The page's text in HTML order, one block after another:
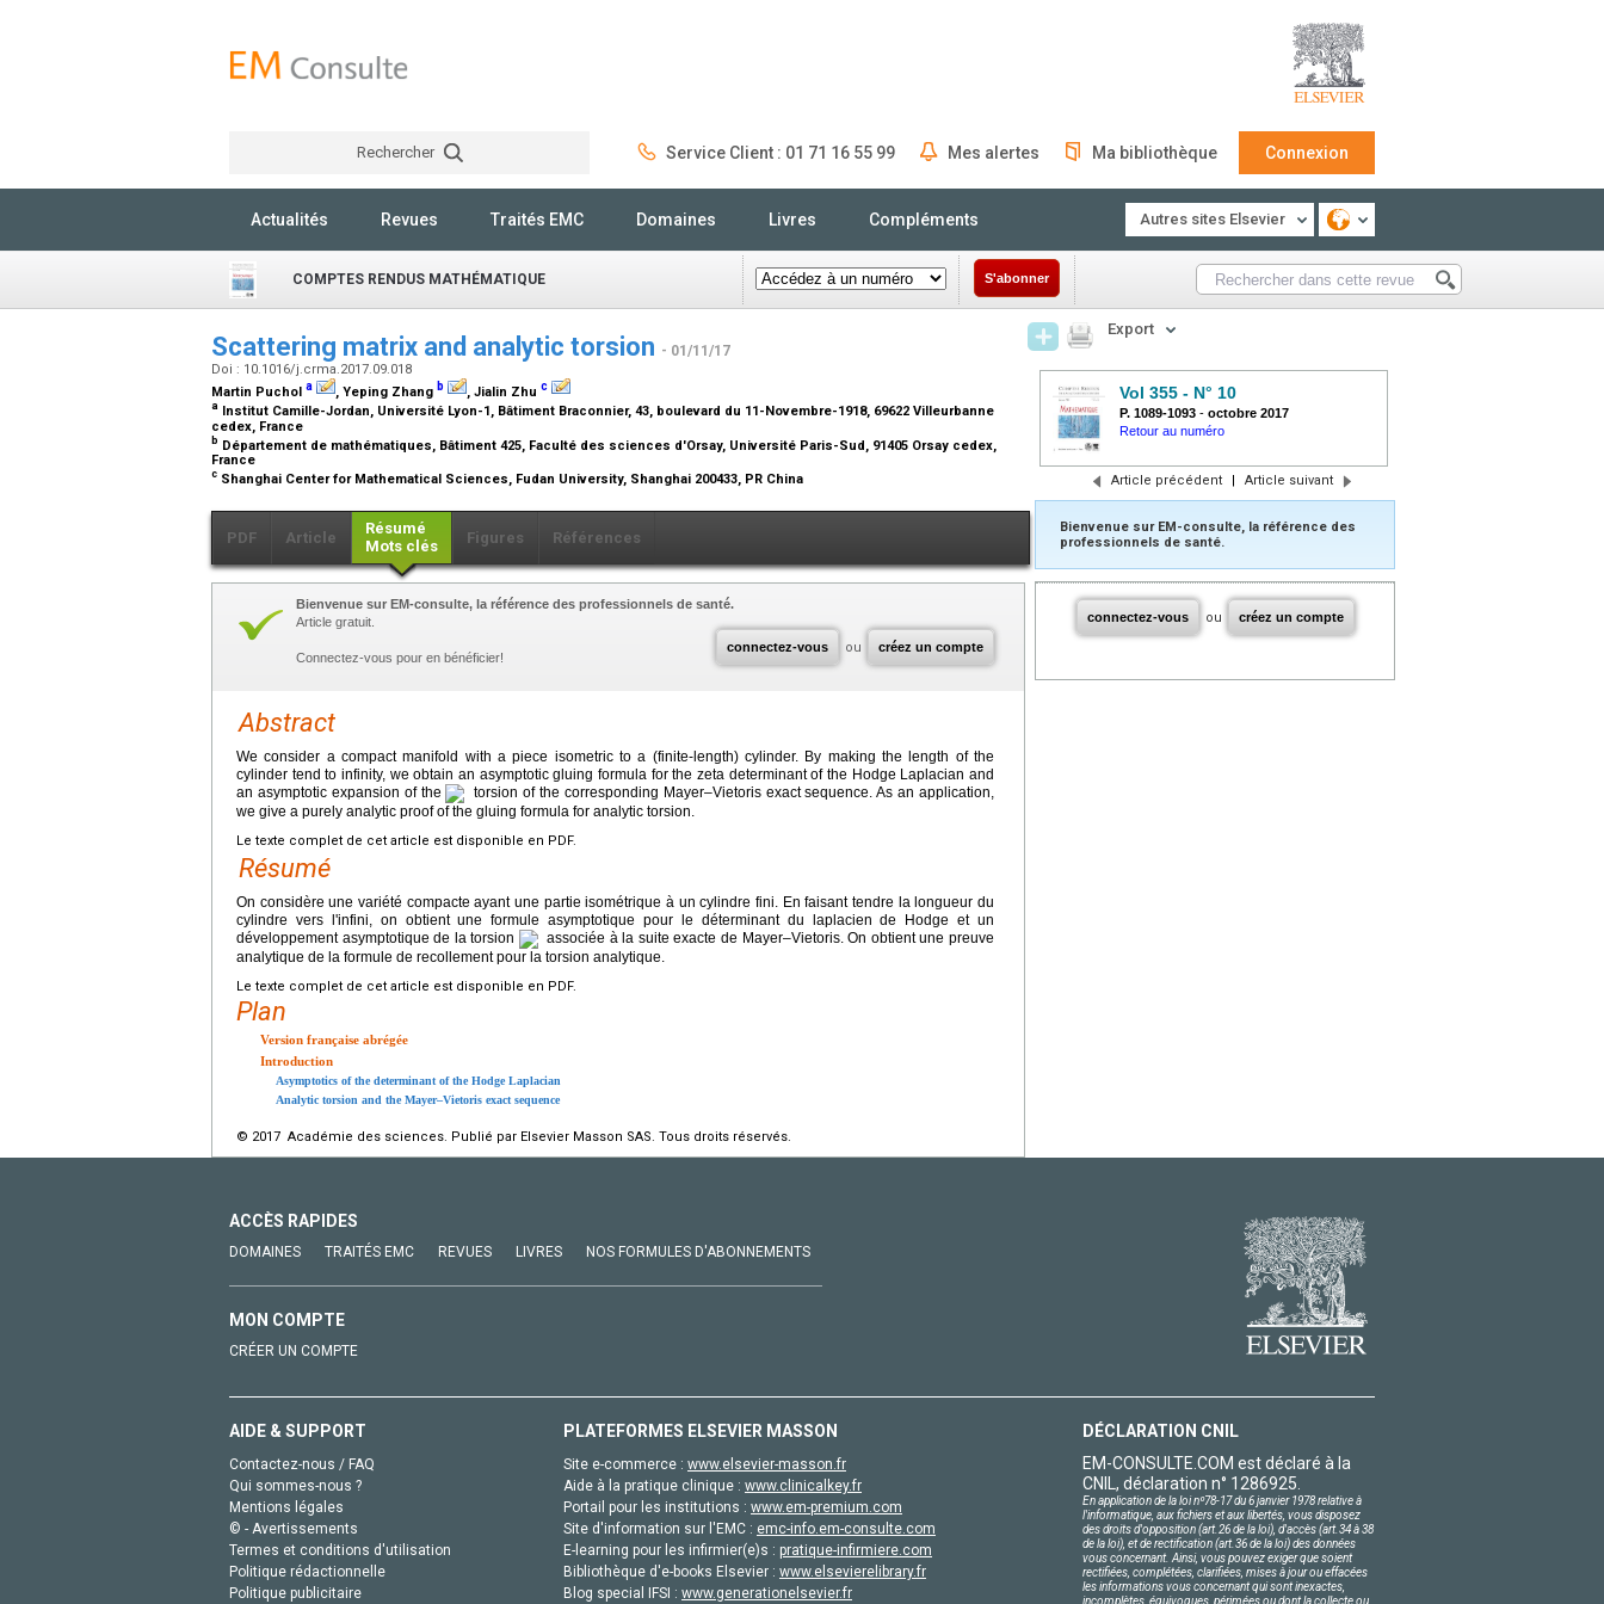
Rechercher Service Client : 01 71 16 55 99 Mes alertes Ma bibliothèque Connexion
Actualités Revues Traités EMC Domaines Livres Compléments Autres sites Elsevier
COMPTES RENDUS MATHÉMATIQUE S'abonner
Scattering matrix and analytic torsion - 01/11/17
Doi : 10.1016/j.crma.2017.09.018
Martin Puchol a , Yeping Zhang b , Jialin Zhu c
a Institut Camille-Jordan, Université Lyon-1, Bâtiment Braconnier, 43, boulevard du 11-Novembre-1918, 69622 Villeurbanne
cedex, France
b Département de mathématiques, Bâtiment 425, Faculté des sciences d'Orsay, Université Paris-Sud, 91405 Orsay cedex,
France
c Shanghai Center for Mathematical Sciences, Fudan University, Shanghai 200433, PR China
PDF Article
Résumé
Mots clés
Figures Références
connectez-vous ou créez un compte
Bienvenue sur EM-consulte, la référence des professionnels de santé.
Article gratuit.
Connectez-vous pour en bénéficier!
Abstract
We consider a compact manifold with a piece isometric to a (finite-length) cylinder. By making the length of the
cylinder tend to infinity, we obtain an asymptotic gluing formula for the zeta determinant of the Hodge Laplacian and
an asymptotic expansion of the
torsion of the corresponding Mayer–Vietoris exact sequence. As an application,
we give a purely analytic proof of the gluing formula for analytic torsion.
Le texte complet de cet article est disponible en PDF.
Résumé
On considère une variété compacte ayant une partie isométrique à un cylindre fini. En faisant tendre la longueur du
cylindre vers l'infini, on obtient une formule asymptotique pour le déterminant du laplacien de Hodge et un
développement asymptotique de la torsion
associée à la suite exacte de Mayer–Vietoris. On obtient une preuve
analytique de la formule de recollement pour la torsion analytique.
Le texte complet de cet article est disponible en PDF.
Plan
Version française abrégée
Introduction
Asymptotics of the determinant of the Hodge Laplacian
Analytic torsion and the Mayer–Vietoris exact sequence
© 2017 Académie des sciences. Publié par Elsevier Masson SAS. Tous droits réservés.
Export
Vol 355 - N° 10
P. 1089-1093 - octobre 2017
Retour au numéro
Article précédent | Article suivant
Bienvenue sur EM-consulte, la référence des
professionnels de santé.
connectez-vous ou créez un compte
ACCÈS RAPIDES
DOMAINES TRAITÉS EMC REVUES LIVRES NOS FORMULES D'ABONNEMENTS
MON COMPTE
CRÉER UN COMPTE
AIDE & SUPPORT
Contactez-nous / FAQ
Qui sommes-nous ?
Mentions légales
© - Avertissements
Termes et conditions d'utilisation
Politique rédactionnelle
Politique publicitaire
PLATEFORMES ELSEVIER MASSON
Site e-commerce : www.elsevier-masson.fr
Aide à la pratique clinique : www.clinicalkey.fr
Portail pour les institutions : www.em-premium.com
Site d'information sur l'EMC : emc-info.em-consulte.com
E-learning pour les infirmier(e)s : pratique-infirmiere.com
Bibliothèque d'e-books Elsevier : www.elsevierelibrary.fr
Blog special IFSI : www.generationelsevier.fr
DÉCLARATION CNIL
EM-CONSULTE.COM est déclaré à la
CNIL, déclaration n° 1286925.
En application de la loi nº78-17 du 6 janvier 1978 relative à
l'informatique, aux fichiers et aux libertés, vous disposez
des droits d'opposition (art.26 de la loi), d'accès (art.34 à 38
de la loi), et de rectification (art.36 de la loi) des données
vous concernant. Ainsi, vous pouvez exiger que soient
rectifiées, complétées, clarifiées, mises à jour ou effacées
les informations vous concernant qui sont inexactes,
incomplètes, équivoques, périmées ou dont la collecte ou